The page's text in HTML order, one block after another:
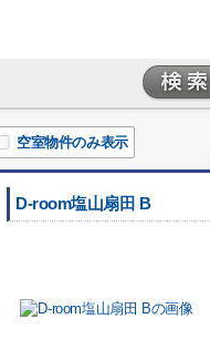
空室物件のみ表示
D-room塩山扇田 B